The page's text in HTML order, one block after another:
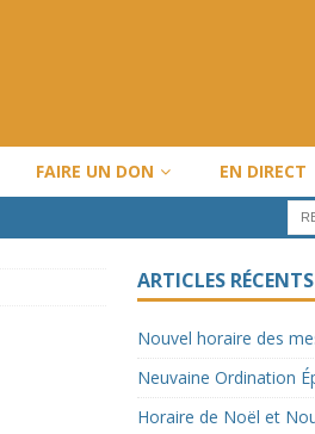
FAIRE UN DON EN DIRECT
ARTICLES RÉCENTS
Nouvel horaire des
Neuvaine Ordination
Horaire de Noël et